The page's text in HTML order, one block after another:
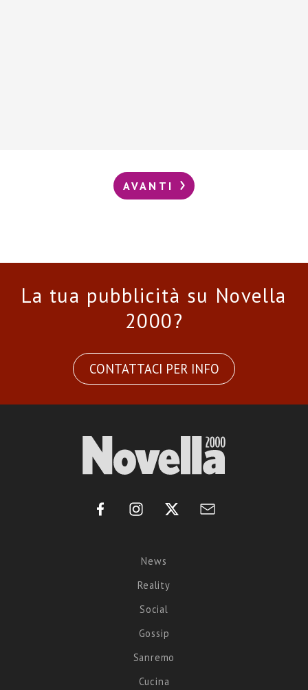
AVANTI
La tua pubblicità su Novella
2000?
CONTATTACI PER INFO
News
Reality
Social
Gossip
Sanremo
Cucina